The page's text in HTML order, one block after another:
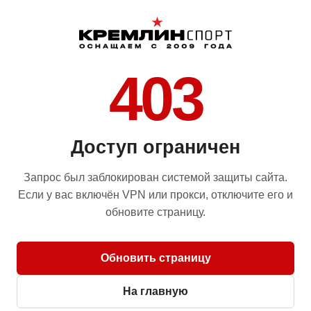
403
Доступ ограничен
Запрос был заблокирован системой защиты сайта.
Если у вас включён VPN или прокси, отключите его и
обновите страницу.
Обновить страницу
На главную